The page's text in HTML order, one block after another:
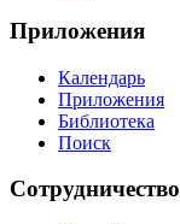
Приложения
Календарь
Приложения
Библиотека
Поиск
Сотрудничество